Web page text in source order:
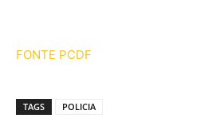
FONTE PCDF
TAGS POLICIA